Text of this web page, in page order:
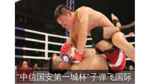
“中信国安第一城杯”子弹飞国际